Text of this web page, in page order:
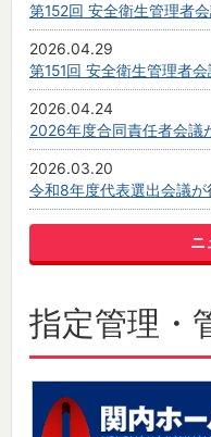
第152回 安全衛生管理者
2026.04.29
第151回 安全衛生管理者
2026.04.24
2026年度合同責任者会議
2026.03.20
令和8年度代表選出会議が
ニ
指定管理・